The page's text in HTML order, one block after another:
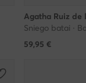
Agatha Ruiz de
Sniego batai ·
59,95 €